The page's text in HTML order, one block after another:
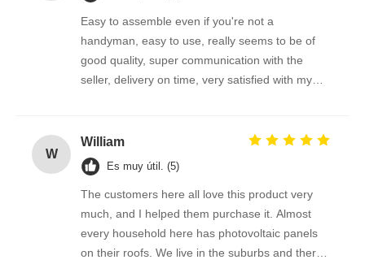
Easy to assemble even if you're not a
handyman, easy to use, really seems to be of
good quality, super communication with the
seller, delivery on time, very satisfied with my
W
William
Es muy útil. (5)
The customers here all love this product very
much, and I helped them purchase it. Almost
every household here has photovoltaic panels
on their roofs. We live in the suburbs and there